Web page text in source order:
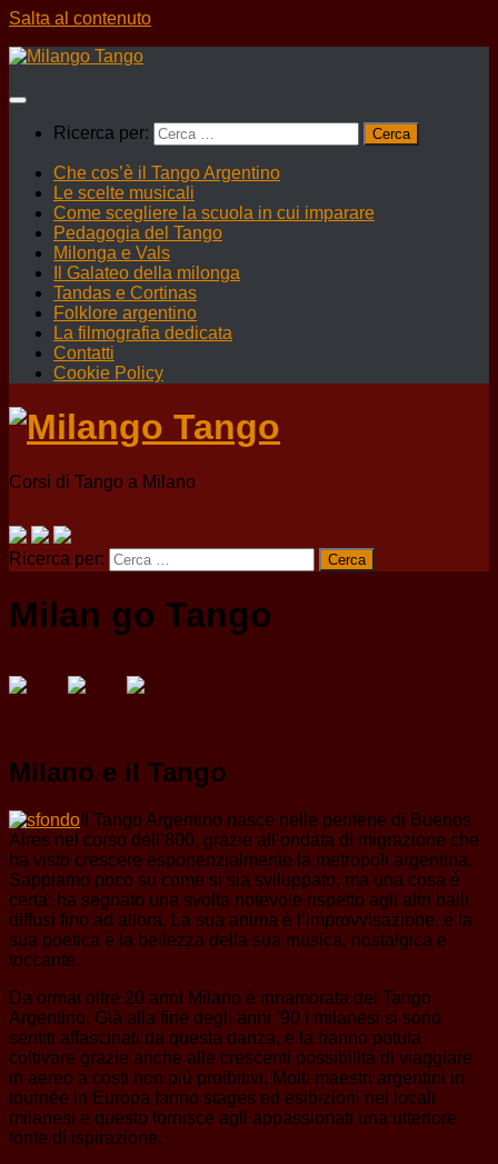
Salta al contenuto
Ricerca per:
Che cos’è il Tango Argentino
Le scelte musicali
Come scegliere la scuola in cui imparare
Pedagogia del Tango
Milonga e Vals
Il Galateo della milonga
Tandas e Cortinas
Folklore argentino
La filmografia dedicata
Contatti
Cookie Policy
Corsi di Tango a Milano
Ricerca per:
Milan go Tango
Milano e il Tango
Il Tango Argentino nasce nelle periferie di Buenos
Aires nel corso dell’800, grazie all’ondata di migrazione che
ha visto crescere esponenzialmente la metropoli argentina.
Sappiamo poco su come si sia sviluppato, ma una cosa è
certa: ha segnato una svolta notevole rispetto agli altri balli
diffusi fino ad allora. La sua anima è l’improvvisazione, e la
sua poetica è la bellezza della sua musica, nostalgica e
toccante.
Da ormai oltre 20 anni Milano è innamorata del Tango
Argentino. Già alla fine degli anni ’90 i milanesi si sono
sentiti affascinati da questa danza, e la hanno potuta
coltivare grazie anche alle crescenti possibilità di viaggiare
in aereo a costi non più proibitivi. Molti maestri argentini in
tournée in Europa fanno stages ed esibizioni nei locali
milanesi e questo fornisce agli appassionati una ulteriore
fonte di ispirazione.